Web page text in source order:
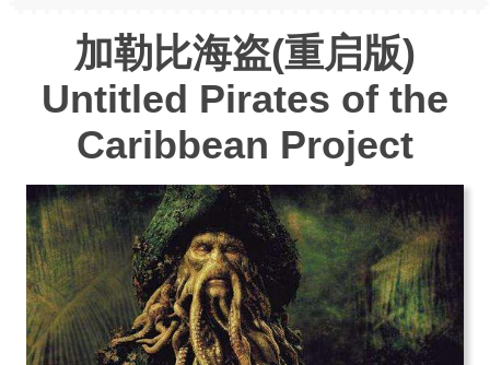
加勒比海盗(重启版)
Untitled Pirates of the
Caribbean Project